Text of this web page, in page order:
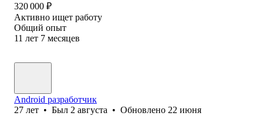
320 000 ₽
Активно ищет работу
Общий опыт
11 лет 7 месяцев
Android разработчик
27 лет • Был 2 августа • Обновлено 22 июня